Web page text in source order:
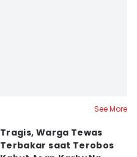
See More
Tragis, Warga Tewas
Terbakar saat Terobos